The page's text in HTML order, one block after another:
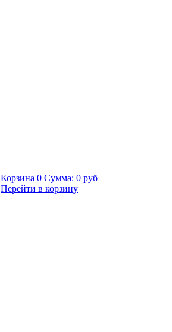
Корзина 0 Сумма: 0 руб
Перейти в корзину